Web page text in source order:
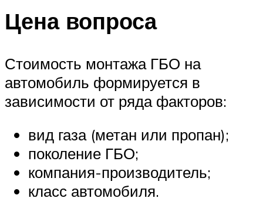
Цена вопроса
Стоимость монтажа ГБО на
автомобиль формируется в
зависимости от ряда факторов:
вид газа (метан или пропан);
поколение ГБО;
компания-производитель;
класс автомобиля.